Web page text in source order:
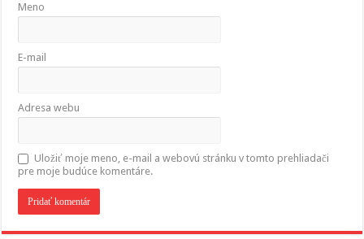
Meno
E-mail
Adresa webu
Uložiť moje meno, e-mail a webovú stránku v tomto prehliadači
pre moje budúce komentáre.